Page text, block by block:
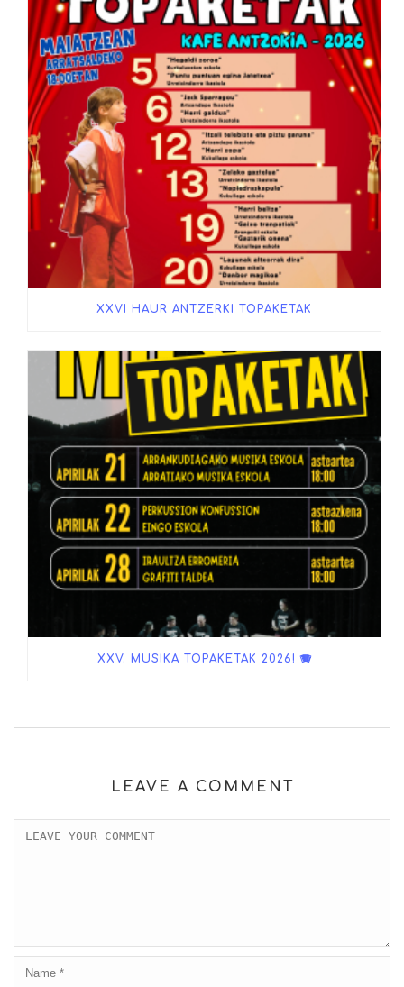
XXVI HAUR ANTZERKI TOPAKETAK
XXV. MUSIKA TOPAKETAK 2026! 🪗
LEAVE A COMMENT